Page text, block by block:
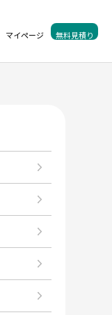
マイページ 無料見積り